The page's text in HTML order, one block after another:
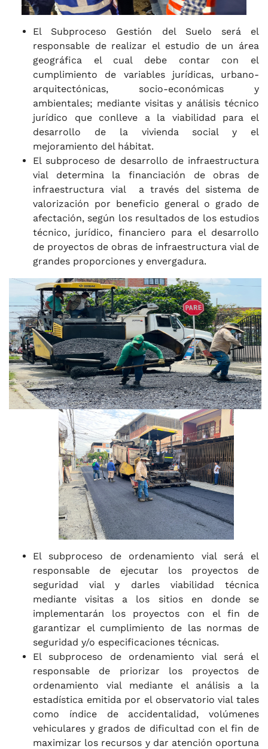
El Subproceso Gestión del Suelo será el
responsable de realizar el estudio de un área
geográfica el cual debe contar con el
cumplimiento de variables jurídicas, urbano-
arquitectónicas, socio-económicas y
ambientales; mediante visitas y análisis técnico
jurídico que conlleve a la viabilidad para el
desarrollo de la vivienda social y el
mejoramiento del hábitat.
El subproceso de desarrollo de infraestructura
vial determina la financiación de obras de
infraestructura vial a través del sistema de
valorización por beneficio general o grado de
afectación, según los resultados de los estudios
técnico, jurídico, financiero para el desarrollo
de proyectos de obras de infraestructura vial de
grandes proporciones y envergadura.
El subproceso de ordenamiento vial será el
responsable de ejecutar los proyectos de
seguridad vial y darles viabilidad técnica
mediante visitas a los sitios en donde se
implementarán los proyectos con el fin de
garantizar el cumplimiento de las normas de
seguridad y/o especificaciones técnicas.
El subproceso de ordenamiento vial será el
responsable de priorizar los proyectos de
ordenamiento vial mediante el análisis a la
estadística emitida por el observatorio vial tales
como índice de accidentalidad, volúmenes
vehiculares y grados de dificultad con el fin de
maximizar los recursos y dar atención oportuna